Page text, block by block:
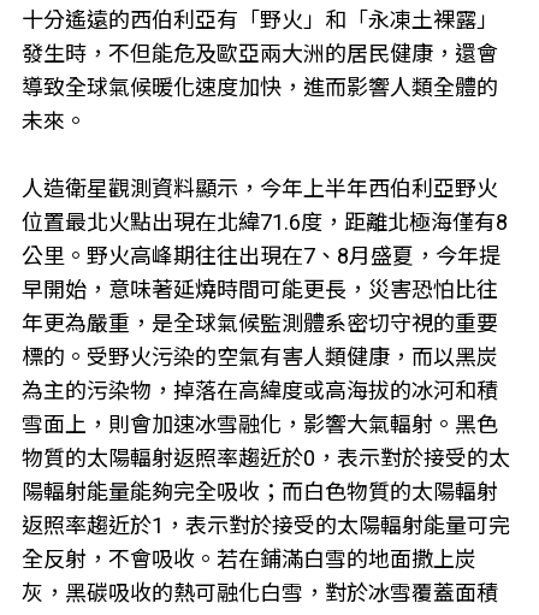
十分遙遠的西伯利亞有「野火」和「永凍土裸露」
發生時，不但能危及歐亞兩大洲的居民健康，還會
導致全球氣候暖化速度加快，進而影響人類全體的
未來。
人造衛星觀測資料顯示，今年上半年西伯利亞野火
位置最北火點出現在北緯71.6度，距離北極海僅有8
公里。野火高峰期往往出現在7、8月盛夏，今年提
早開始，意味著延燒時間可能更長，災害恐怕比往
年更為嚴重，是全球氣候監測體系密切守視的重要
標的。受野火污染的空氣有害人類健康，而以黑炭
為主的污染物，掉落在高緯度或高海拔的冰河和積
雪面上，則會加速冰雪融化，影響大氣輻射。黑色
物質的太陽輻射返照率趨近於0，表示對於接受的太
陽輻射能量能夠完全吸收；而白色物質的太陽輻射
返照率趨近於1，表示對於接受的太陽輻射能量可完
全反射，不會吸收。若在鋪滿白雪的地面撒上炭
灰，黑碳吸收的熱可融化白雪，對於冰雪覆蓋面積